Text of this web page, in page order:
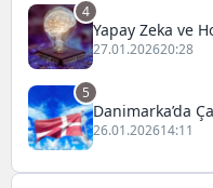
4
Yapay Zeka ve
27.01.202620:28
5
Danimarka’da
26.01.202614:11